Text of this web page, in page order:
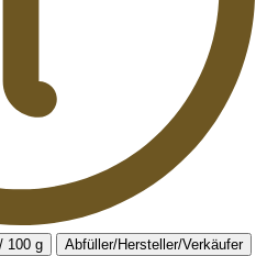
100 g Abfüller/Hersteller/Verkäufer